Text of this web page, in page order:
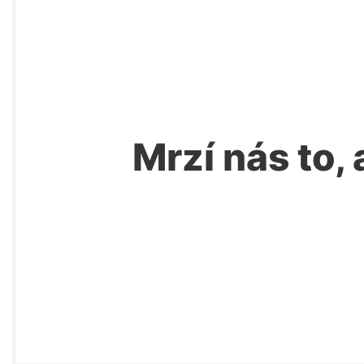
Mrzí nás to,